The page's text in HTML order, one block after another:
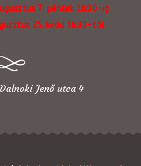
7. péntek 18:30-ig
25. kedd 16:30-tól
Jenő utca 4